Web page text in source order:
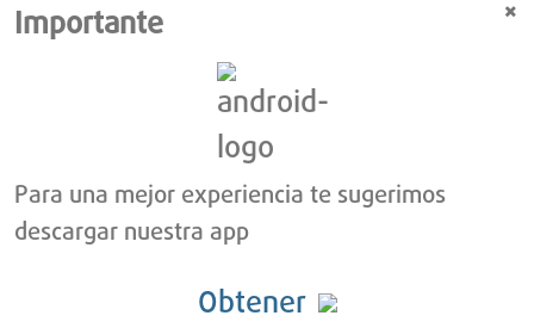
Importante
Para una mejor experiencia te sugerimos
descargar nuestra app
Obtener